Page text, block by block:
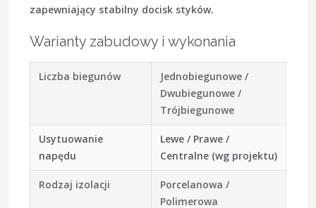
zapewniający stabilny docisk styków.
Warianty zabudowy i wykonania
Liczba biegunów
Jednobiegunowe /
Dwubiegunowe /
Trójbiegunowe
Usytuowanie
napędu
Lewe / Prawe /
Centralne (wg projektu)
Rodzaj izolacji
Porcelanowa /
Polimerowa